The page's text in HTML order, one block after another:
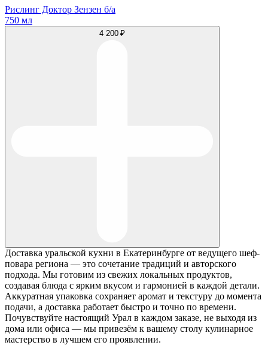
Рислинг Доктор Зензен б/а
750 мл
4 200 ₽
Доставка уральской кухни в Екатеринбурге от ведущего шеф-
повара региона — это сочетание традиций и авторского
подхода. Мы готовим из свежих локальных продуктов,
создавая блюда с ярким вкусом и гармонией в каждой детали.
Аккуратная упаковка сохраняет аромат и текстуру до момента
подачи, а доставка работает быстро и точно по времени.
Почувствуйте настоящий Урал в каждом заказе, не выходя из
дома или офиса — мы привезём к вашему столу кулинарное
мастерство в лучшем его проявлении.